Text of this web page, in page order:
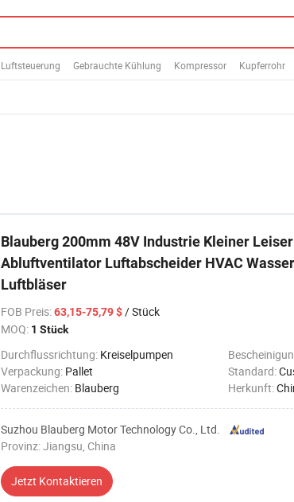
Luftsteuerung Gebrauchte Kühlung Kompressor Kupferrohr
Blauberg 200mm 48V Industrie Kleiner
Abluftventilator Luftabscheider HVAC
Luftbläser
FOB Preis:63,15-75,79 $/ Stück
MOQ: 1 Stück
Durchflussrichtung: Kreiselpumpen
Verpackung: Pallet Standard:
Warenzeichen: Blauberg Herkunft:
Suzhou Blauberg Motor Technology Co., Ltd.
Provinz: Jiangsu, China
Jetzt Kontaktieren